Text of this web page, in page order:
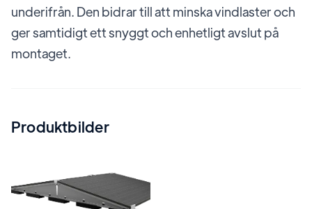
underifrån. Den bidrar till att minska vindlaster och
ger samtidigt ett snyggt och enhetligt avslut på
montaget.
Produktbilder